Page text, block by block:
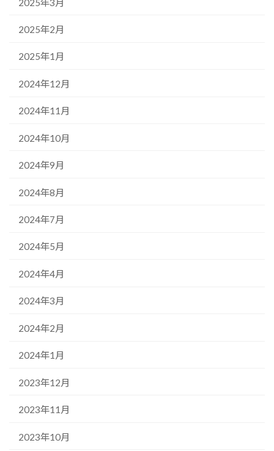
2025年2月
2025年1月
2024年12月
2024年11月
2024年10月
2024年9月
2024年8月
2024年7月
2024年5月
2024年4月
2024年3月
2024年2月
2024年1月
2023年12月
2023年11月
2023年10月